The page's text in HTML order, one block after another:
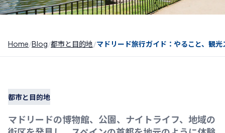
Home Blog 都市と目的地 マドリード旅行ガイド：やること、観
都市と目的地
マドリードの博物館、公園、ナイトライフ、地域の